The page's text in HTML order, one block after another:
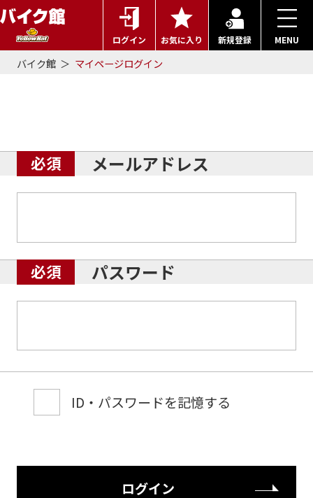
ログイン お気に入り 新規登録 MENU
バイク館 マイページログイン
メールアドレス
パスワード
ID・パスワードを記憶する
ログイン